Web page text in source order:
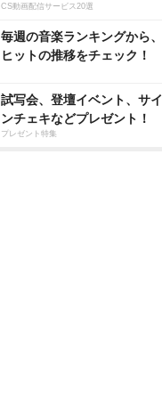
CS動画配信サービス20選
毎週の音楽ランキングから、
ヒットの推移をチェック！
試写会、登壇イベント、サイ
ンチェキなどプレゼント！
プレゼント特集